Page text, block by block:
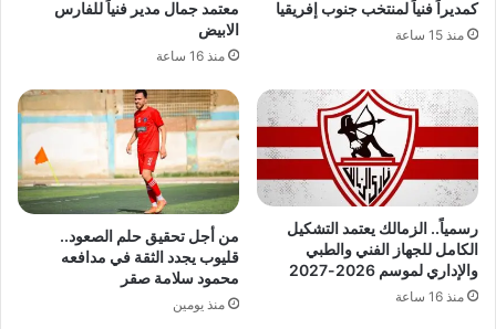
كمديراً فنياً لمنتخب جنوب إفريقيا
منذ 15 ساعة
معتمد جمال مدير فنياً للفارس
الابيض
منذ 16 ساعة
رسمياً.. الزمالك يعتمد التشكيل
الكامل للجهاز الفني والطبي
والإداري لموسم 2026-2027
منذ 16 ساعة
من أجل تحقيق حلم الصعود..
قليوب يجدد الثقة في مدافعه
محمود سلامة صقر
منذ يومين